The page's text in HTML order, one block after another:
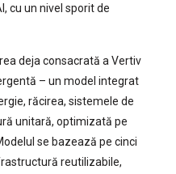
cu un nivel sporit de
deja consacrată a Vertiv
– un model integrat
răcirea, sistemele de
unitară, optimizată pe
se bazează pe cinci
reutilizabile,